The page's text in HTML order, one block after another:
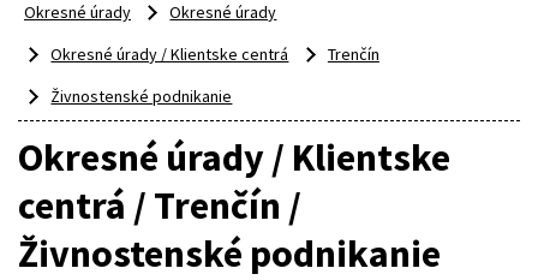
Okresné úrady
Okresné úrady
Okresné úrady / Klientske centrá
Trenčín
Živnostenské podnikanie
Okresné úrady / Klientske
centrá / Trenčín /
Živnostenské podnikanie